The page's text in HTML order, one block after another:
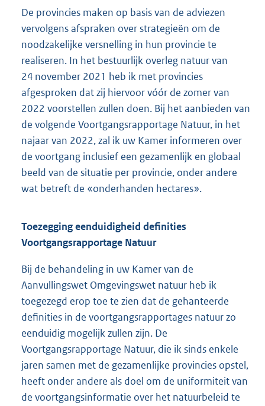
De provincies maken op basis van de adviezen
vervolgens afspraken over strategieën om de
noodzakelijke versnelling in hun provincie te
realiseren. In het bestuurlijk overleg natuur van
24 november 2021 heb ik met provincies
afgesproken dat zij hiervoor vóór de zomer van
2022 voorstellen zullen doen. Bij het aanbieden van
de volgende Voortgangsrapportage Natuur, in het
najaar van 2022, zal ik uw Kamer informeren over
de voortgang inclusief een gezamenlijk en globaal
beeld van de situatie per provincie, onder andere
wat betreft de «onderhanden hectares».
Toezegging eenduidigheid definities
Voortgangsrapportage Natuur
Bij de behandeling in uw Kamer van de
Aanvullingswet Omgevingswet natuur heb ik
toegezegd erop toe te zien dat de gehanteerde
definities in de voortgangsrapportages natuur zo
eenduidig mogelijk zullen zijn. De
Voortgangsrapportage Natuur, die ik sinds enkele
jaren samen met de gezamenlijke provincies opstel,
heeft onder andere als doel om de uniformiteit van
de voortgangsinformatie over het natuurbeleid te